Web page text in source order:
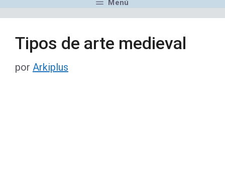
Menú
Tipos de arte medieval
por Arkiplus